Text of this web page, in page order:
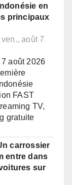
en
principaux
août 7
août 2026
FAST
TV,
gratuite
carrossier
entre dans
sur